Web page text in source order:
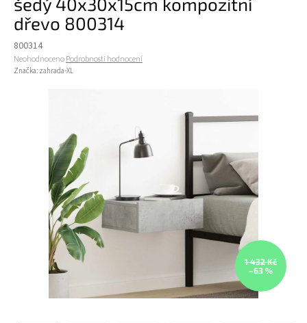
dřevo 800314
800314
Průměrné hodnocení produktu je 0,0 z 5 hvězdiček.
NeohodnocenoPodrobnosti hodnocení
Značka: zahrada-XL
1 432 Kč
–63 %